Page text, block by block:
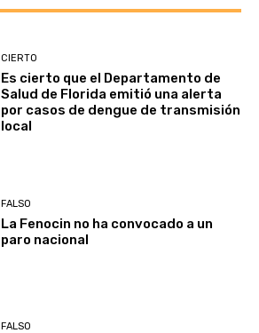
CIERTO
Es cierto que el Departamento de
Salud de Florida emitió una alerta
por casos de dengue de transmisión
local
FALSO
La Fenocin no ha convocado a un
paro nacional
FALSO